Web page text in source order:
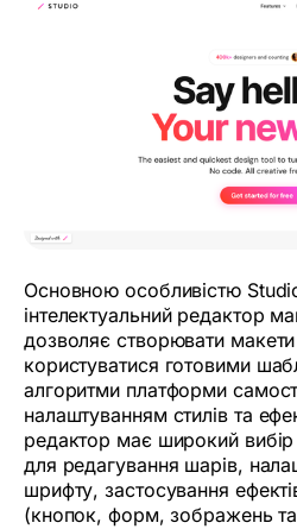
Основною особливістю
інтелектуальний редактор
дозволяє створювати
користуватися готовими
алгоритми платформи
налаштуванням стилів та
редактор має широкий вибір
для редагування шарів,
шрифту, застосування
(кнопок, форм, зображень та